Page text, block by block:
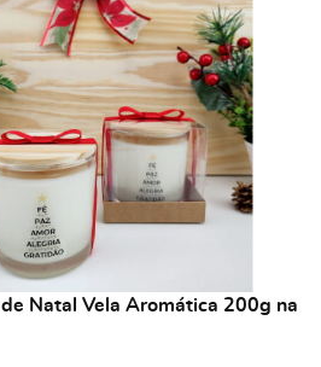
Natal Vela Aromática 200g na